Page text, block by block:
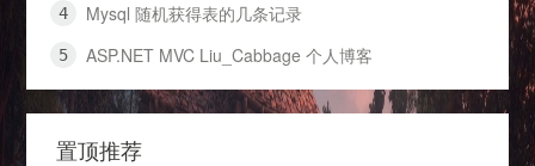
Mysql 随机获得表的几条记录
ASP.NET MVC Liu_Cabbage 个人博客
置顶推荐